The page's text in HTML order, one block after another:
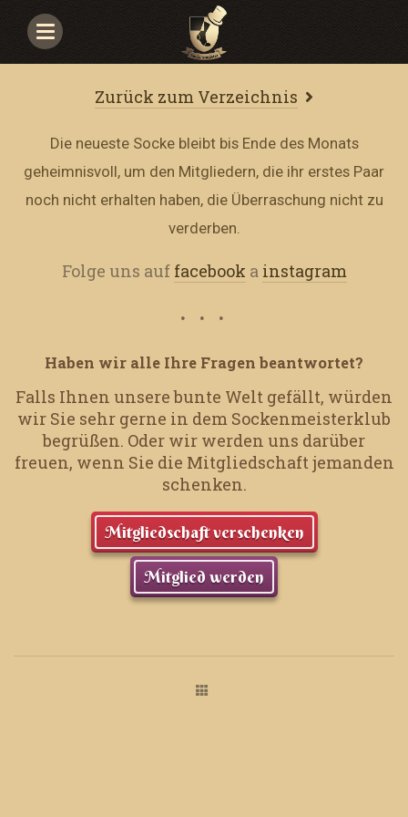
Navigace
Zurück zum Verzeichnis
Die neueste Socke bleibt bis Ende des Monats
geheimnisvoll, um den Mitgliedern, die ihr erstes Paar
noch nicht erhalten haben, die Überraschung nicht zu
verderben.
Folge uns auf facebook a instagram
Haben wir alle Ihre Fragen beantwortet?
Falls Ihnen unsere bunte Welt gefällt, würden
wir Sie sehr gerne in dem Sockenmeisterklub
begrüßen. Oder wir werden uns darüber
freuen, wenn Sie die Mitgliedschaft jemanden
schenken.
Mitgliedschaft verschenken
Mitglied werden